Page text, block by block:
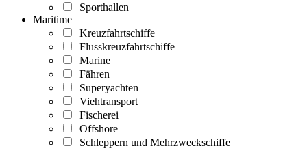
Sporthallen
Maritime
Kreuzfahrtschiffe
Flusskreuzfahrtschiffe
Marine
Fähren
Superyachten
Viehtransport
Fischerei
Offshore
Schleppern und Mehrzweckschiffe